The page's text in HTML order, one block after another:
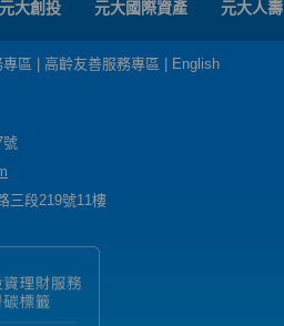
元大創投 元大國際資產 元大人壽
區 高齡友善服務專區 English
號
三段219號11樓